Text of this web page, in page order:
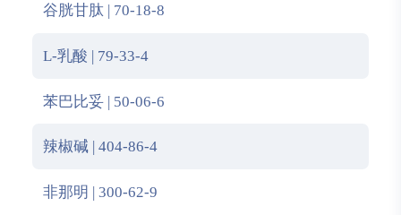
谷胱甘肽 | 70-18-8
L-乳酸 | 79-33-4
苯巴比妥 | 50-06-6
辣椒碱 | 404-86-4
非那明 | 300-62-9